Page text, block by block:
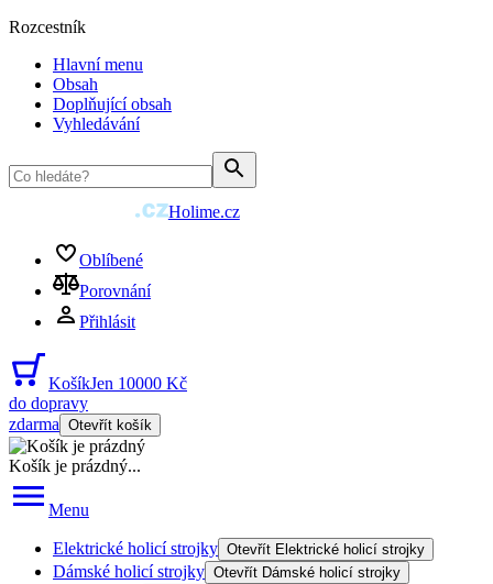
Rozcestník
Hlavní menu
Obsah
Doplňující obsah
Vyhledávání
Holime.cz
Oblíbené
Porovnání
Přihlásit
KošíkJen 10000 Kč
do dopravy
zdarma Otevřít košík
Košík je prázdný...
Menu
Elektrické holicí strojky Otevřít Elektrické holicí strojky
Dámské holicí strojky Otevřít Dámské holicí strojky